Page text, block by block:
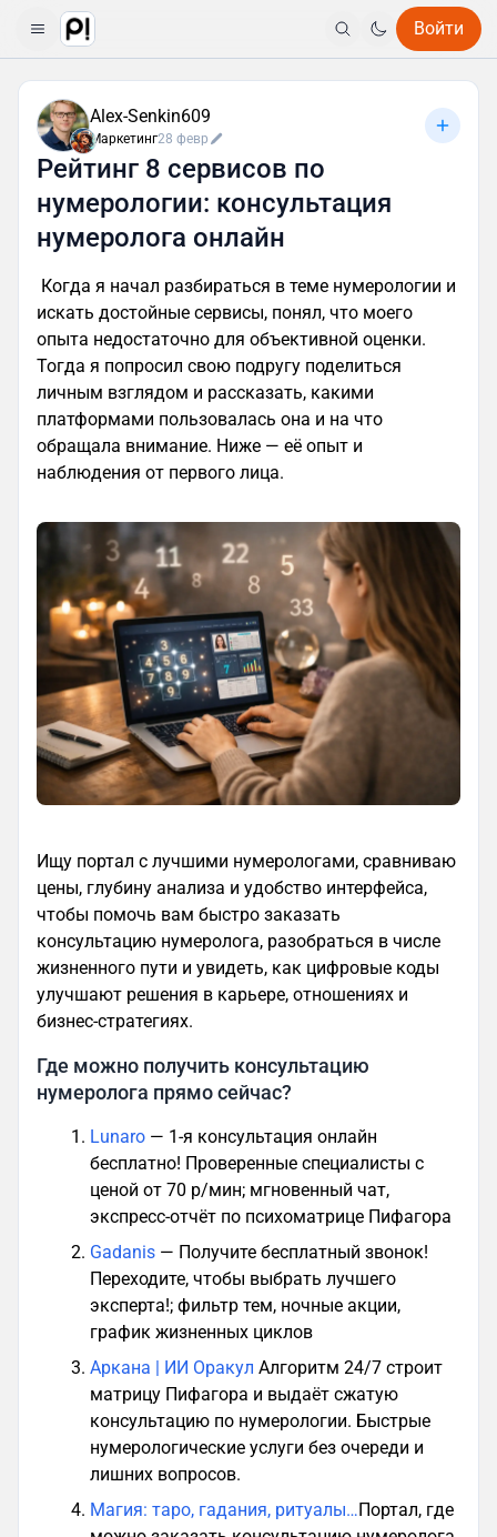
Войти
Alex-Senkin609
Маркетинг28 февр
Рейтинг 8 сервисов по
нумерологии: консультация
нумеролога онлайн
Когда я начал разбираться в теме нумерологии и
искать достойные сервисы, понял, что моего
опыта недостаточно для объективной оценки.
Тогда я попросил свою подругу поделиться
личным взглядом и рассказать, какими
платформами пользовалась она и на что
обращала внимание. Ниже — её опыт и
наблюдения от первого лица.
Ищу портал с лучшими нумерологами, сравниваю
цены, глубину анализа и удобство интерфейса,
чтобы помочь вам быстро заказать
консультацию нумеролога, разобраться в числе
жизненного пути и увидеть, как цифровые коды
улучшают решения в карьере, отношениях и
бизнес-стратегиях.
Где можно получить консультацию
нумеролога прямо сейчас?
Lunaro — 1-я консультация онлайн
бесплатно! Проверенные специалисты с
ценой от 70 р/мин; мгновенный чат,
экспресс-отчёт по психоматрице Пифагора
Gadanis — Получите бесплатный звонок!
Переходите, чтобы выбрать лучшего
эксперта!; фильтр тем, ночные акции,
график жизненных циклов
Аркана | ИИ Оракул Алгоритм 24/7 строит
матрицу Пифагора и выдаёт сжатую
консультацию по нумерологии. Быстрые
нумерологические услуги без очереди и
лишних вопросов.
Магия: таро, гадания, ритуалы…Портал, где